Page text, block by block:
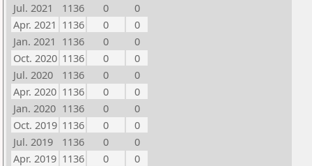
Jul. 2021
1136 0
0
Apr. 2021 1136 0
0
Jan. 2021 1136 0
0
Oct. 2020 1136 0
0
Jul. 2020
1136 0
0
Apr. 2020 1136 0
0
Jan. 2020 1136 0
0
Oct. 2019 1136 0
0
Jul. 2019
1136 0
0
Apr. 2019 1136 0
0